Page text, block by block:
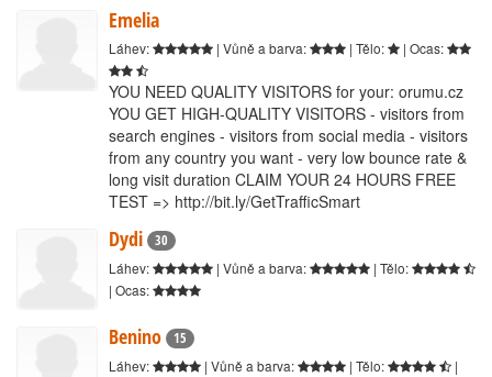
Emelia
Láhev: | Vůně a barva: | Tělo: | Ocas:
YOU NEED QUALITY VISITORS for your: orumu.cz
YOU GET HIGH-QUALITY VISITORS - visitors from
search engines - visitors from social media - visitors
from any country you want - very low bounce rate &
long visit duration CLAIM YOUR 24 HOURS FREE
TEST => http://bit.ly/GetTrafficSmart
Dydi
30
Láhev:
| Vůně a barva:
| Tělo:
| Ocas:
Benino
15
Láhev:
| Vůně a barva: | Tělo:
|